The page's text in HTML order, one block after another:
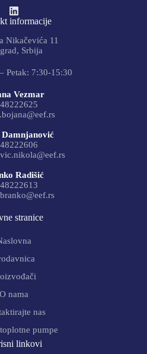
informacije
Nikačevića 11
Srbija
Petak: 7:30-15:30
Vezmar
Radišić
stranice
O nama
nas
pumpe
linkovi